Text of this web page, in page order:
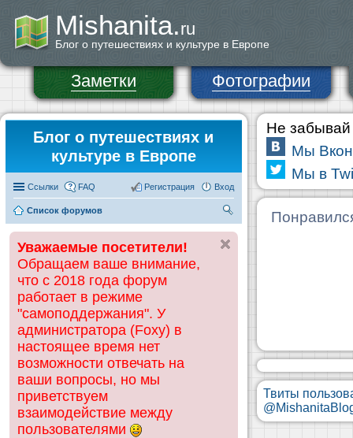
Mishanita.ru
Блог о путешествиях и культуре в Европе
Заметки Фотографии
Блог о путешествиях и
культуре в Европе
Ссылки FAQ Вход
Регистрация
Список форумов
ск
Уважаемые посетители!
Обращаем ваше внимание,
что с 2018 года форум
работает в режиме
"самоподдержания". У
администратора (Foxy) в
настоящее время нет
возможности отвечать на
ваши вопросы, но мы
приветствуем
взаимодействие между
пользователями
Не забывай
Мы
Мы в
Твиты